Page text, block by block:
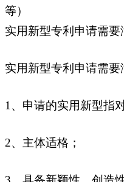
等）
实用新型专利申请需
实用新型专利申请需要
1、申请的实用新型指
2、主体适格；